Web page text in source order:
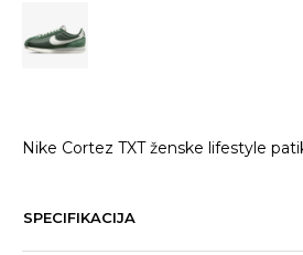
Nike Cortez TXT ženske lifestyle
SPECIFIKACIJA